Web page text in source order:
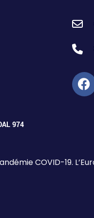
974
COVID-19.